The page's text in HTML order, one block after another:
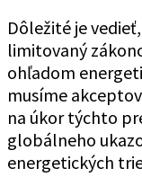
Dôležité je
limitovaný
ohľadom
musíme
na úkor týchto
globálneho
energetických